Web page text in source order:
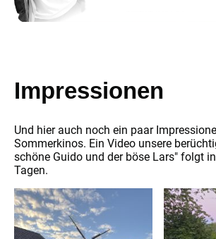
Impressionen
Und hier auch noch ein paar
Sommerkinos. Ein Video unsere
schöne Guido und der böse Lars" folgt
Tagen.